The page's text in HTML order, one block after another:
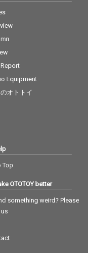
Equipment
オトトイ
Top
OTOTOY better
something weird? Please
us